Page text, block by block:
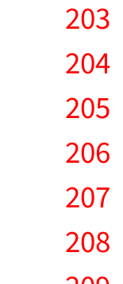
203
204
205
206
207
208